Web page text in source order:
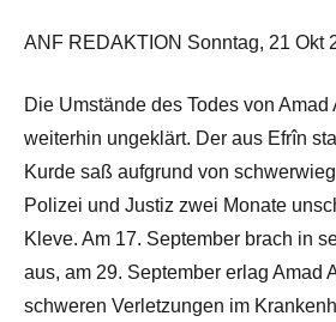
ANF REDAKTION Sonntag, 21 Okt
Die Umstände des Todes von Amad
weiterhin ungeklärt. Der aus Efrîn
Kurde saß aufgrund von
Polizei und Justiz zwei Monate
Kleve. Am 17. September brach in
aus, am 29. September erlag Amad
schweren Verletzungen im